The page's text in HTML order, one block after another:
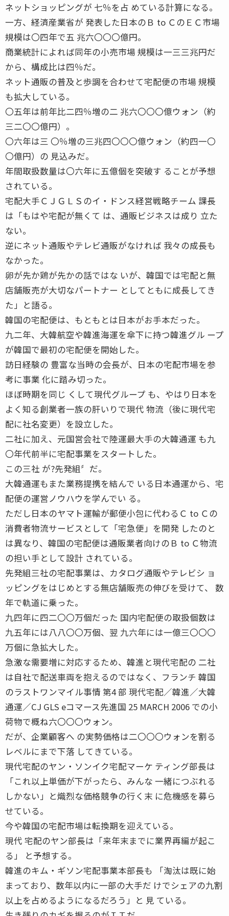
ネットショッピングが 七％を占 めている計算になる。
一方、経済産業省が 発表した日本のＢ to ＣのＥＣ市場
規模は〇四年で五 兆六〇〇〇億円。
商業統計によれば同年の小売市場 規模は一三三兆円だ
から、構成比は四％だ。
ネット通販の普及と歩調を合わせて宅配便の市場 規模
も拡大している。
〇五年は前年比二四％増の二 兆六〇〇〇億ウォン（約
三二〇〇億円）。
〇六年は三 〇％増の三兆四〇〇〇億ウォン（約四一〇
〇億円）の 見込みだ。
年間取扱数量は〇六年に五億個を突破す ることが予想
されている。
宅配大手ＣＪＧＬＳのイ・ドンス経営戦略チーム 課長
は「もはや宅配が無くて は、通販ビジネスは成り 立た
ない。
逆にネット通販やテレビ通販がなければ 我々の成長も
なかった。
卵が先か鶏が先かの話ではな いが、韓国では宅配と無
店舗販売が大切なパートナー としてともに成長してき
た」と語る。
韓国の宅配便は、もともとは日本がお手本だった。
九二年、大韓航空や韓進海運を傘下に持つ韓進グル ープ
が韓国で最初の宅配便を開始した。
訪日経験の 豊富な当時の会長が、日本の宅配市場を参
考に事業 化に踏み切った。
ほぼ時期を同じ くして現代グループ も、やはり日本を
よく知る創業者一族の肝いりで現代 物流（後に現代宅
配に社名変更）を設立した。
二社に加え、元国営会社で陸運最大手の大韓通運 も九
〇年代前半に宅配事業をスタートした。
この三社 が?先発組〞だ。
大韓通運もまた業務提携を結んで いる日本通運から、宅
配便の運営ノウハウを学んでい る。
ただし日本のヤマト運輸が郵便小包に代わるＣ to Ｃの
消費者物流サービスとして「宅急便」を開発 したのと
は異なり、韓国の宅配便は通販業者向けのＢ to Ｃ物流
の担い手として設計 されている。
先発組三社の宅配事業は、カタログ通販やテレビシ ョ
ッピングをはじめとする無店舗販売の伸びを受けて、 数
年で軌道に乗った。
九四年に四二〇〇万個だった 国内宅配便の取扱個数は
九五年には八八〇〇万個、翌 九六年には一億三〇〇〇
万個に急拡大した。
急激な需要増に対応するため、韓進と現代宅配の 二社
は自社で配送車両を抱えるのではなく、フランチ 韓国
のラストワンマイル事情 第4 部 現代宅配／韓進／大韓
通運／CJ GLS eコマース先進国 25 MARCH 2006 での小
荷物で概ね六〇〇〇ウォン。
だが、企業顧客へ の実勢価格は二〇〇〇ウォンを割る
レベルにまで下落 してきている。
現代宅配のヤン・ソンイク宅配マーケ ティング部長は
「これ以上単価が下がったら、みんな 一緒につぶれる
しかない」と熾烈な価格競争の行く末 に危機感を募ら
せている。
今や韓国の宅配市場は転換期を迎えている。
現代 宅配のヤン部長は「来年末までに業界再編が起こ
る」 と予想する。
韓進のキム・ギソン宅配事業本部長も 「淘汰は既に始
まっており、数年以内に一部の大手だ けでシェアの九割
以上を占めるようになるだろう」と 見 ている。